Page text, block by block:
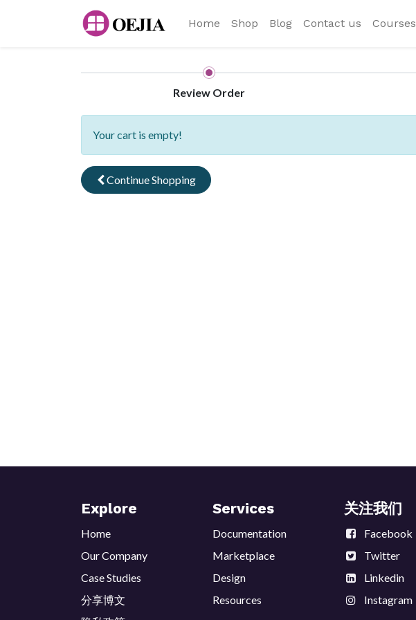
Home Shop Blog Contact us Courses
Review Order
Your cart is empty!
ContinueShopping
Explore
Home
Our Company
Case Studies
分享博文
Services
Documentation
Marketplace
Design
Resources
关注我们
Facebook
Twitter
Linkedin
Instagram